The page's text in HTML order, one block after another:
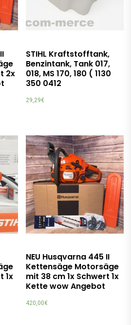
2x
STIHL Kraftstofftank,
Benzintank, Tank 017,
018, MS 170, 180 ( 1130
350 0412
29,29€
1x
NEU Husqvarna 445 II
Kettensäge Motorsäge
mit 38 cm 1x Schwert 1x
Kette wow Angebot
420,00€